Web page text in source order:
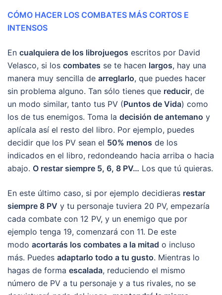
CÓMO HACER LOS COMBATES MÁS CORTOS E
INTENSOS
En cualquiera de los librojuegos escritos por David
Velasco, si los combates se te hacen largos, hay una
manera muy sencilla de arreglarlo, que puedes hacer
sin problema alguno. Tan sólo tienes que reducir, de
un modo similar, tanto tus PV (Puntos de Vida) como
los de tus enemigos. Toma la decisión de antemano y
aplícala así el resto del libro. Por ejemplo, puedes
decidir que los PV sean el 50% menos de los
indicados en el libro, redondeando hacia arriba o hacia
abajo. O restar siempre 5, 6, 8 PV… Los que tú quieras.
En este último caso, si por ejemplo decidieras restar
siempre 8 PV y tu personaje tuviera 20 PV, empezaría
cada combate con 12 PV, y un enemigo que por
ejemplo tenga 19, comenzará con 11. De este
modo acortarás los combates a la mitad o incluso
más. Puedes adaptarlo todo a tu gusto. Mientras lo
hagas de forma escalada, reduciendo el mismo
número de PV a tu personaje y a tus rivales, no se